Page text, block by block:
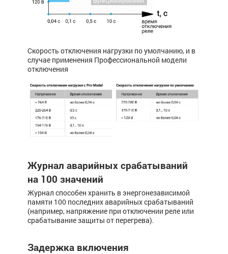
Скорость отключения нагрузки по умолчанию, и в
случае применения Профессиональной модели
отключения
Журнал аварийных срабатываний
на 100 значений
Журнал способен хранить в энергонезависимой
памяти 100 последних аварийных срабатываний
(например, напря­жение при отключении реле или
срабатывание ­­защиты от перегрева).
Задержка включения